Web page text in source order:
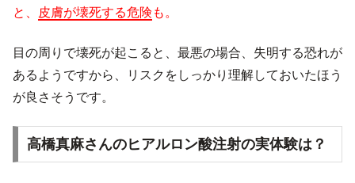
と、
皮膚が壊死する危険 も。
目の周りで壊死が起こると、最悪の場合、失明する恐れが
あるようですから、リスクをしっかり理解しておいたほう
が良さそうです。
高橋真麻さんのヒアルロン酸注射の実体験は？